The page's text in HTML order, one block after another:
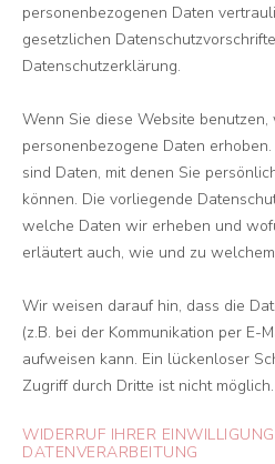
personenbezogenen Daten
gesetzlichen
Datenschutzerklärung.
Wenn Sie diese Website
personenbezogene Daten
sind Daten, mit denen Sie
können. Die vorliegende
welche Daten wir erheben und
erläutert auch, wie und zu
Wir weisen darauf hin, dass die
(z.B. bei der Kommunikation per E-
aufweisen kann. Ein lückenloser
Zugriff durch Dritte ist nicht möglich.
WIDERRUF IHRER
DATENVERARBEITUNG